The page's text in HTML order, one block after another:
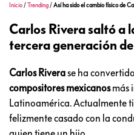
Inicio /Trending /Así ha sido el cambio físico de
Carlos Rivera saltó a
tercera generación
Carlos Riverase ha
compositores mexicanosmás
Latinoamérica. Actualmente
felizmente casado con la